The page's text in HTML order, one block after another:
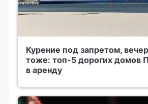
Курение под запретом,
тоже: топ-5 дорогих домов
в аренду